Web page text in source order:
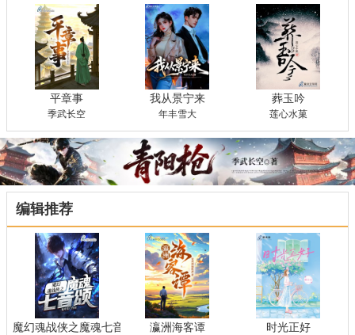
平章事
季武长空
我从景宁来
年丰雪大
葬玉吟
莲心水菓
编辑推荐
魔幻魂战侠之魔魂七音颂 瀛洲海客谭 时光正好